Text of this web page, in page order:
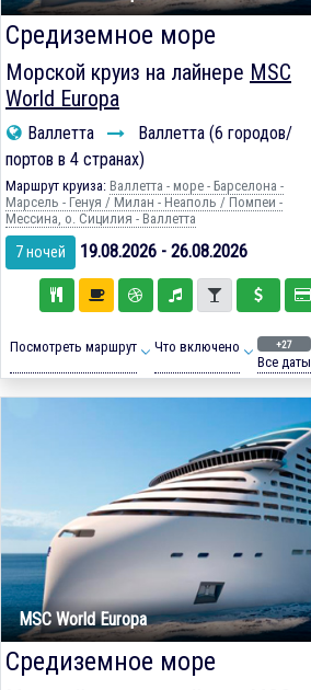
Средиземное море
Морской круиз на лайнере MSC
World Europa
Валлетта
Валлетта (6 городов/
портов в 4 странах)
Маршрут круиза: Валлетта - море - Барселона -
Марсель - Генуя / Милан - Неаполь / Помпеи -
Мессина, о. Сицилия - Валлетта
7 ночей 19.08.2026 - 26.08.2026
Посмотреть маршрут Что включено +27
Все даты
MSC World Europa
Средиземное море